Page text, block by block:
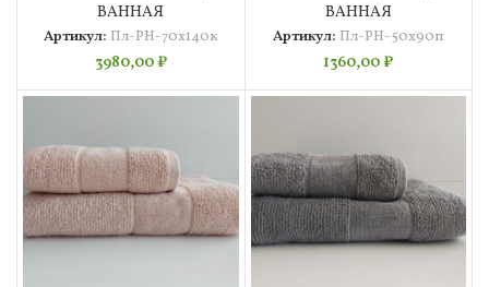
ВАННАЯ
Артикул: Пл-РН-70х140к
3980,00₽
ВАННАЯ
Артикул: Пл-РН-50х90п
1360,00₽